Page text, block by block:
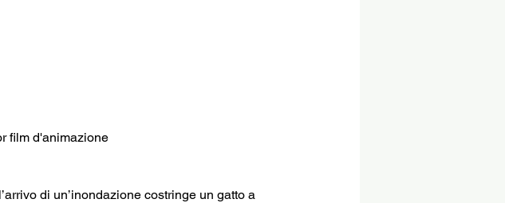
film d'animazione
di un’inondazione costringe un gatto a